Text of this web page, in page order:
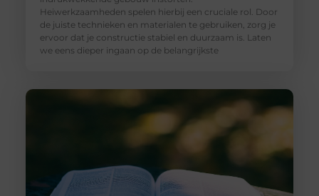
Heiwerkzaamheden spelen hierbij een cruciale rol. Door
de juiste technieken en materialen te gebruiken, zorg je
ervoor dat je constructie stabiel en duurzaam is. Laten
we eens dieper ingaan op de belangrijkste